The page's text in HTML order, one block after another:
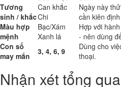
Tương
sinh / khắc
Can khắc
Chi
Ngày này
cần kiên
Màu hợp
mệnh
Bạc/Xám
Xanh lá
Hợp với
- nên dùng
Con số
may mắn
3, 4, 6, 9
Dùng cho
thoại.
Nhận xét tổng